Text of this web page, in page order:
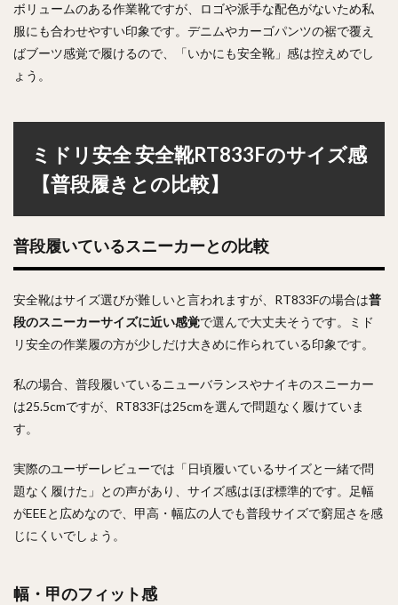
ボリュームのある作業靴ですが、ロゴや派手な配色がないため私
服にも合わせやすい印象です。デニムやカーゴパンツの裾で覆え
ばブーツ感覚で履けるので、「いかにも安全靴」感は控えめでし
ょう。
ミドリ安全 安全靴RT833Fのサイズ感
【普段履きとの比較】
普段履いているスニーカーとの比較
安全靴はサイズ選びが難しいと言われますが、RT833Fの場合は普
段のスニーカーサイズに近い感覚で選んで大丈夫そうです。ミド
リ安全の作業履の方が少しだけ大きめに作られている印象です。
私の場合、普段履いているニューバランスやナイキのスニーカー
は25.5cmですが、RT833Fは25cmを選んで問題なく履けていま
す。
実際のユーザーレビューでは「日頃履いているサイズと一緒で問
題なく履けた」との声があり、サイズ感はほぼ標準的です。足幅
がEEEと広めなので、甲高・幅広の人でも普段サイズで窮屈さを感
じにくいでしょう。
幅・甲のフィット感